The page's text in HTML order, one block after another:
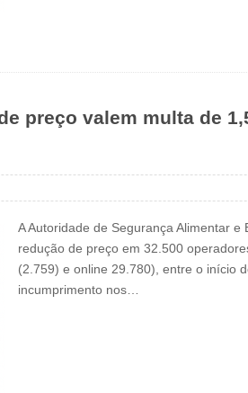
preço valem multa de
A Autoridade de Segurança Alimentar
redução de preço em 32.500
(2.759) e online 29.780), entre o início
incumprimento nos…